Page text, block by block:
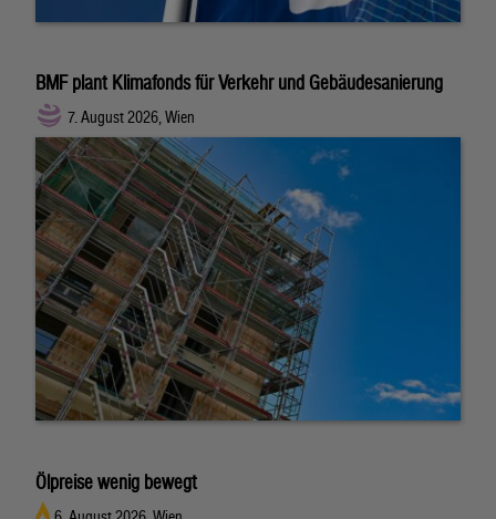
BMF plant Klimafonds für Verkehr und Gebäudesanierung
7. August 2026, Wien
Ölpreise wenig bewegt